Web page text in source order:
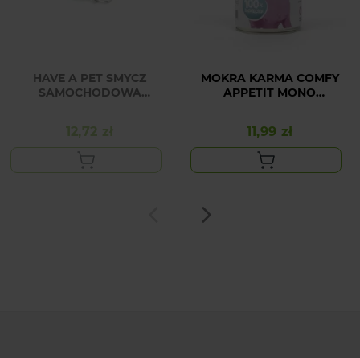
HAVE A PET SMYCZ
SAMOCHODOWA
Cena
12,72 zł
MOKRA KARMA COMFY
APPETIT MONO
Cena
11,99 zł